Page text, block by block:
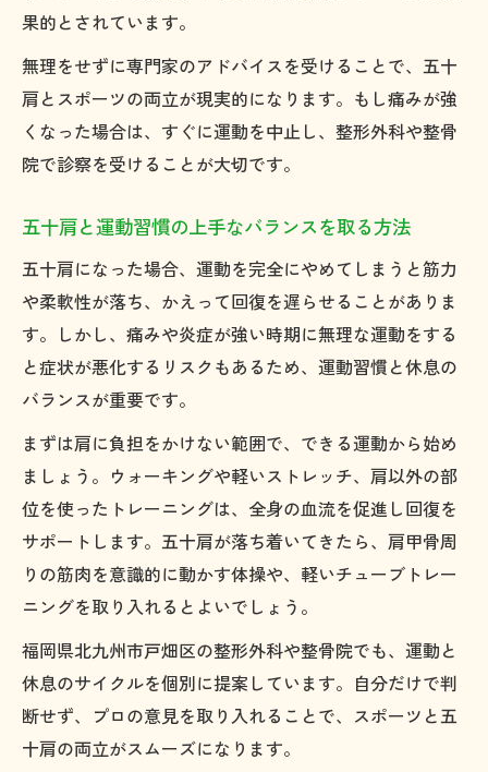
プロセス
に学ぶ
北九州エリアの整形外科で受けられる五十
肩支援
ント
整形外科医推薦の五十肩リハビリと再発予
防策
最新技術で五十肩対策が進化中
五十肩治療に役立つ最新リハビリ機器の実
力
MRIやエコーで実現する五十肩の的確な診断
法
スポーツ整形外科が導入する五十肩の新治
療法
五十肩回復を支える先端技術と現場の変化
五十肩改善を加速する最新EMS治療の効果
健やかな競技生活と五十肩予防法
五十肩を未然に防ぐ日常ストレッチのすす
め
五十肩リスクに強い体づくりのための運動
果的とされています。
無理をせずに専門家のアドバイスを受けることで、五十
肩とスポーツの両立が現実的になります。もし痛みが強
くなった場合は、すぐに運動を中止し、整形外科や整骨
院で診察を受けることが大切です。
五十肩と運動習慣の上手なバランスを取る方法
五十肩になった場合、運動を完全にやめてしまうと筋力
や柔軟性が落ち、かえって回復を遅らせることがありま
す。しかし、痛みや炎症が強い時期に無理な運動をする
と症状が悪化するリスクもあるため、運動習慣と休息の
バランスが重要です。
まずは肩に負担をかけない範囲で、できる運動から始め
ましょう。ウォーキングや軽いストレッチ、肩以外の部
位を使ったトレーニングは、全身の血流を促進し回復を
サポートします。五十肩が落ち着いてきたら、肩甲骨周
りの筋肉を意識的に動かす体操や、軽いチューブトレー
ニングを取り入れるとよいでしょう。
福岡県北九州市戸畑区の整形外科や整骨院でも、運動と
休息のサイクルを個別に提案しています。自分だけで判
断せず、プロの意見を取り入れることで、スポーツと五
十肩の両立がスムーズになります。